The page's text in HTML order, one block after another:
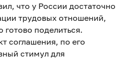
что у России достаточно
трудовых отношений,
поделиться.
соглашения, по его
стимул для